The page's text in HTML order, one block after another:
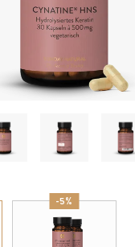
-5%